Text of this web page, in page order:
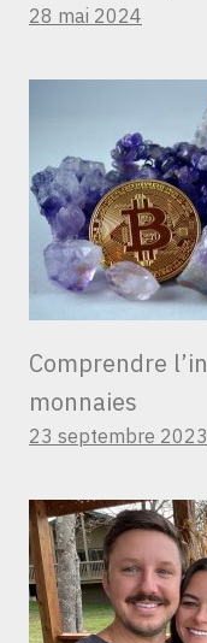
28 mai 2024
Comprendre
monnaies
23 septembre 2023